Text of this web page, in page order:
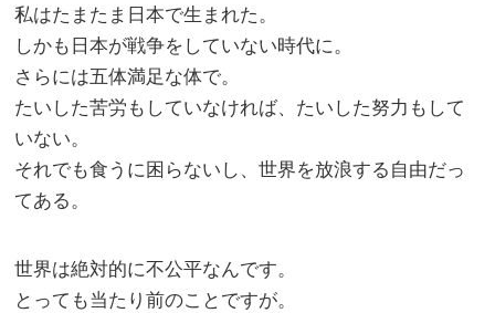
私はたまたま日本で生まれた。
しかも日本が戦争をしていない時代に。
さらには五体満足な体で。
たいした苦労もしていなければ、たいした努力もして
いない。
それでも食うに困らないし、世界を放浪する自由だっ
てある。
世界は絶対的に不公平なんです。
とっても当たり前のことですが。